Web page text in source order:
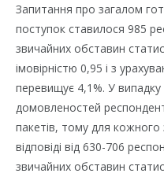
Запитання про загалом
поступок ставилося 985
звичайних обставин
імовірністю 0,95 і з
перевищує 4,1%. У
домовленостей
пакетів, тому для
відповіді від 630-706
звичайних обставин